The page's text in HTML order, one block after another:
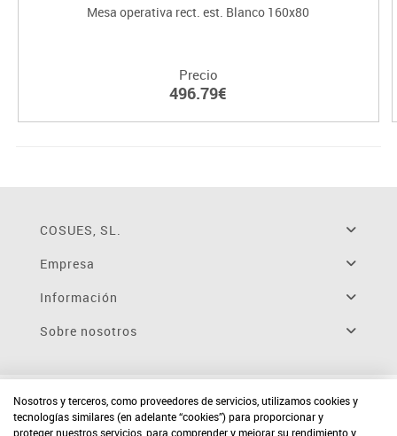
Mesa operativa rect. est. Blanco 160x80
Precio
496.79€
COSUES, SL.
Empresa
Información
Sobre nosotros
Nosotros y terceros, como proveedores de servicios, utilizamos cookies y
tecnologías similares (en adelante “cookies”) para proporcionar y
proteger nuestros servicios, para comprender y mejorar su rendimiento y